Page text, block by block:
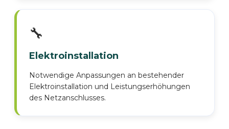
🔧
Elektroinstallation
Notwendige Anpassungen an bestehender
Elektroinstallation und Leistungserhöhungen
des Netzanschlusses.